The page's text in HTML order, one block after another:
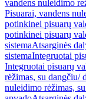
vandens nuleidimo
Pisuarai, vandens
potinkinei pisuarų
potinkinei pisuarų
sistemaAtsarginės
sistemaIntegruotai
Integruotai pisuarų
rėžimas, su dangčiu/
nuleidimo rėžimas,